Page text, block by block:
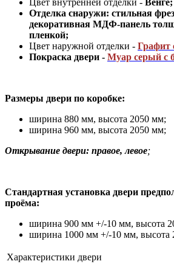
Цвет внутренней отделки - Венге;
Отделка снаружи: стильная
декоративная МДФ-панель
пленкой;
Цвет наружной отделки - Графит
Покраска двери - Муар серый с
Размеры двери по коробке:
ширина 880 мм, высота 2050 мм;
ширина 960 мм, высота 2050 мм;
Открывание двери: правое, левое;
Стандартная установка двери
проёма:
ширина 900 мм +/-10 мм, высота
ширина 1000 мм +/-10 мм, высота
Характеристики двери